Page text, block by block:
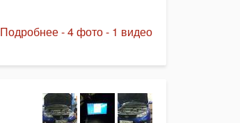
Подробнее - 4 фото - 1 видео